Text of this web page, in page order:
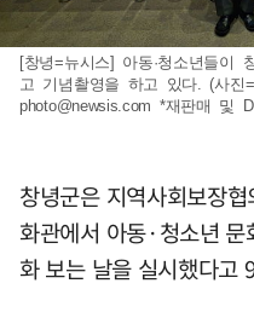
[창녕=뉴시스] 아동·청소년들이
고 기념촬영을 하고 있다. (사진
photo@newsis.com *재판매 및
창녕군은 지역사회보장
화관에서 아동·청소년
화 보는 날을 실시했다고